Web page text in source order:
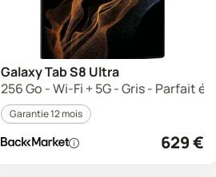
Galaxy Tab S8 Ultra
256 Go - Wi-Fi + 5G - Gris - Parfait état
Garantie 12 mois
629€